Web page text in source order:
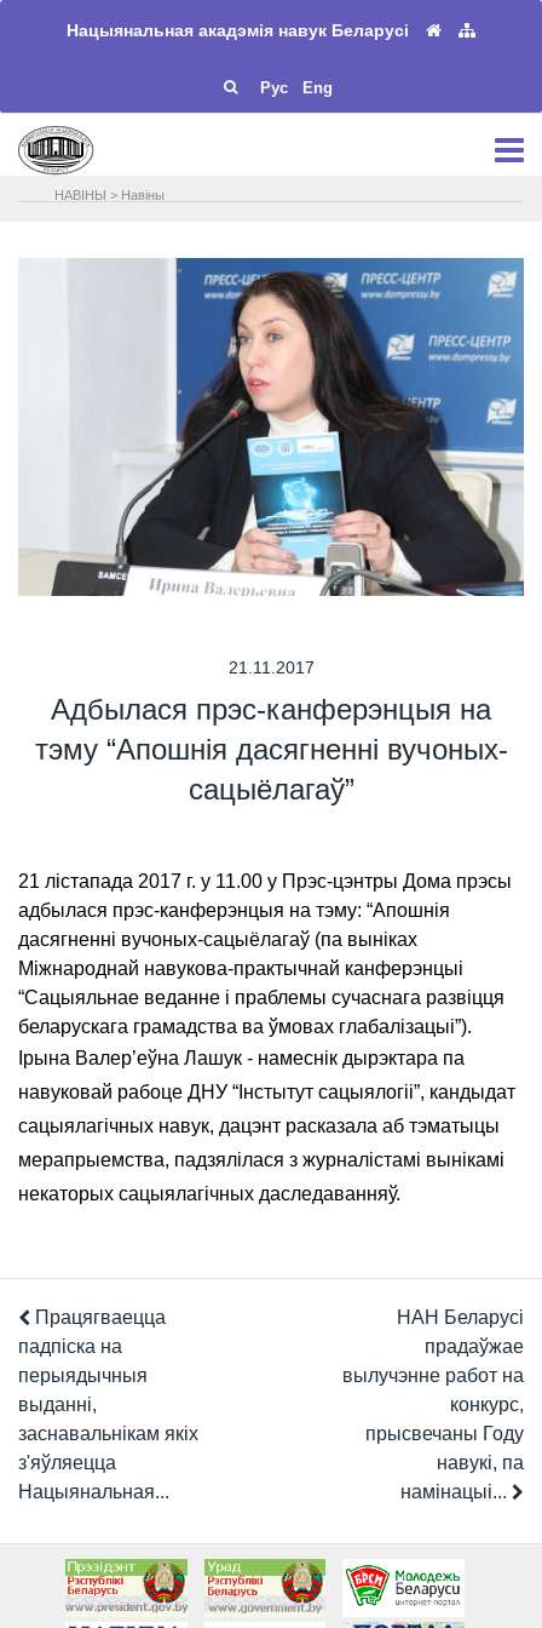
Нацыянальная акадэмія навук Беларусі
Рус Eng
НАВIНЫ > Навіны
21.11.2017
Адбылася прэс-канферэнцыя на
тэму “Апошнія дасягненні вучоных-
сацыёлагаў”
21 лістапада 2017 г. у 11.00 у Прэс-цэнтры Дома прэсы
адбылася прэс-канферэнцыя на тэму: “Апошнія
дасягненні вучоных-сацыёлагаў (па выніках
Міжнароднай навукова-практычнай канферэнцыі
“Сацыяльнае веданне і праблемы сучаснага развіцця
беларускага грамадства ва ўмовах глабалізацыі”).
Ірына Валер’еўна Лашук - намеснік дырэктара па
навуковай рабоце ДНУ “Інстытут сацыялогіі”, кандыдат
сацыялагічных навук, дацэнт расказала аб тэматыцы
мерапрыемства, падзялілася з журналістамі вынікамі
некаторых сацыялагічных даследаванняў.
Працягваецца
падпіска на
перыядычныя
выданні,
заснавальнікам якіх
з'яўляецца
Нацыянальная...
НАН Беларусі
прадаўжае
вылучэнне работ на
конкурс,
прысвечаны Году
навукі, па
намінацыі...